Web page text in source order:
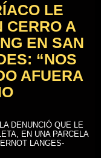
LE
CERRO A
EN SAN
“NOS
AFUERA
DENUNCIÓ QUE LE
EN UNA PARCELA
LANGES-